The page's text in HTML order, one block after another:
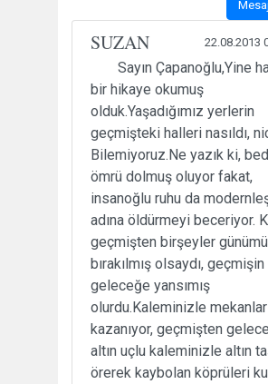
SUZAN 22.08.2013
Sayın Çapanoğlu,Yine
bir hikaye okumuş
olduk.Yaşadığımız yerlerin
geçmişteki halleri nasıldı,
Bilemiyoruz.Ne yazık ki,
ömrü dolmuş oluyor fakat,
insanoğlu ruhu da
adına öldürmeyi beceriyor.
geçmişten birşeyler
bırakılmış olsaydı, geçmişin
geleceğe yansımış
olurdu.Kaleminizle
kazanıyor, geçmişten
altın uçlu kaleminizle altın
örerek kaybolan köprüleri